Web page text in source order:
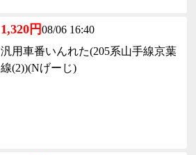
1,320円08/06 16:40
汎用車番いんれた(205系山手線京葉
線(2))(Nげーじ)